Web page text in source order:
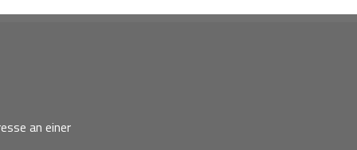
an einer